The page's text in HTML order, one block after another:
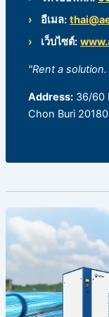
อีเมล:
เว็บไซต์:
"Rent a
Address:36/60
Chon Buri 20180